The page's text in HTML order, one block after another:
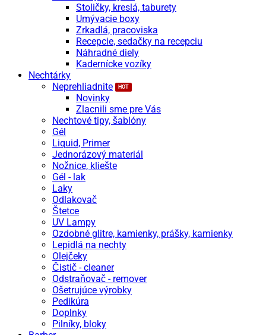
Stoličky, kreslá, taburety
Umývacie boxy
Zrkadlá, pracoviska
Recepcie, sedačky na recepciu
Náhradné diely
Kadernícke vozíky
Nechtárky
Neprehliadnite
Novinky
Zlacnili sme pre Vás
Nechtové tipy, šablóny
Gél
Liquid, Primer
Jednorázový materiál
Nožnice, kliešte
Gél - lak
Laky
Odlakovač
Štetce
UV Lampy
Ozdobné glitre, kamienky, prášky, kamienky
Lepidlá na nechty
Olejčeky
Čistič - cleaner
Odstraňovač - remover
Ošetrujúce výrobky
Pedikúra
Doplnky
Pilníky, bloky